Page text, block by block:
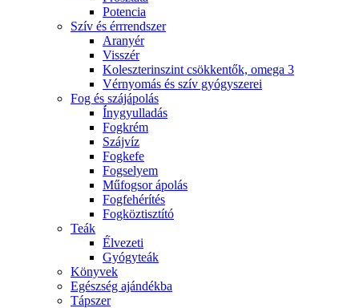
Potencia
Szív és érrrendszer
Aranyér
Visszér
Koleszterinszint csökkentők, omega 3
Vérnyomás és szív gyógyszerei
Fog és szájápolás
Í́nygyulladás
Fogkrém
Szájvíz
Fogkefe
Fogselyem
Műfogsor ápolás
Fogfehérítés
Fogköztisztító
Teák
É́lvezeti
Gyógyteák
Könyvek
Egészség ajándékba
Tápszer